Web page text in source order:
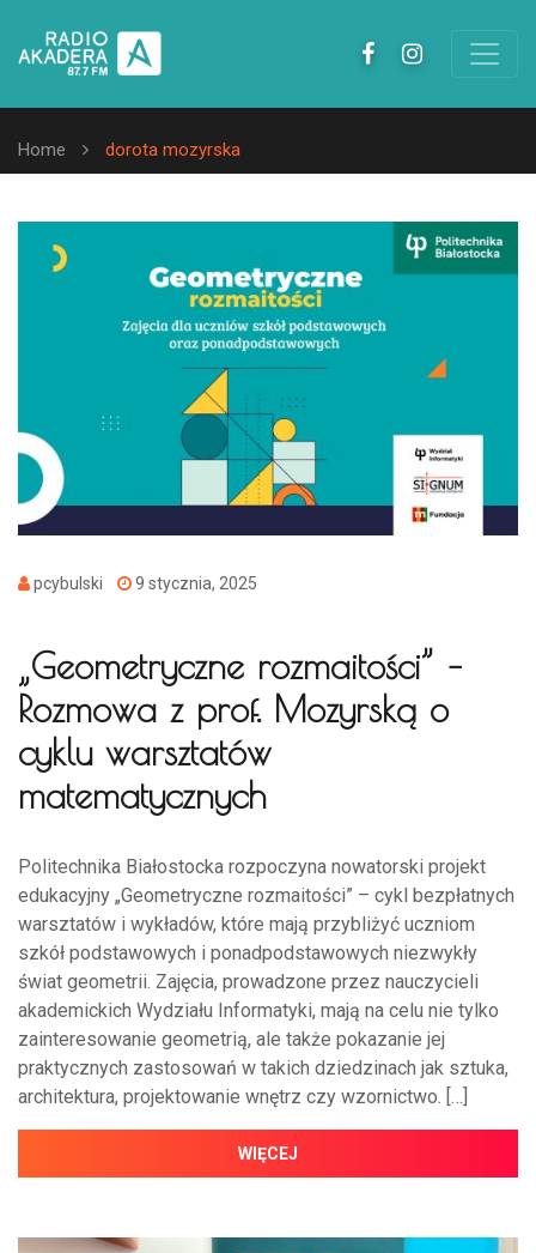
Home dorota mozyrska
pcybulski 9 stycznia, 2025
„Geometryczne rozmaitości” –
Rozmowa z prof. Mozyrską o
cyklu warsztatów
matematycznych
Politechnika Białostocka rozpoczyna nowatorski projekt
edukacyjny „Geometryczne rozmaitości” – cykl bezpłatnych
warsztatów i wykładów, które mają przybliżyć uczniom
szkół podstawowych i ponadpodstawowych niezwykły
świat geometrii. Zajęcia, prowadzone przez nauczycieli
akademickich Wydziału Informatyki, mają na celu nie tylko
zainteresowanie geometrią, ale także pokazanie jej
praktycznych zastosowań w takich dziedzinach jak sztuka,
architektura, projektowanie wnętrz czy wzornictwo. […]
WIĘCEJ